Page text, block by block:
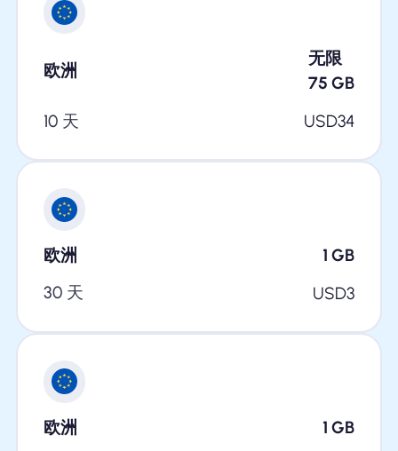
欧洲
无限
75 GB
10 天
USD34
欧洲 1 GB
30 天
USD3
欧洲 1 GB